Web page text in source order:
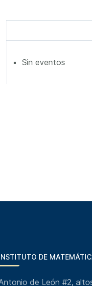
Sin eventos
DE
de León #2,